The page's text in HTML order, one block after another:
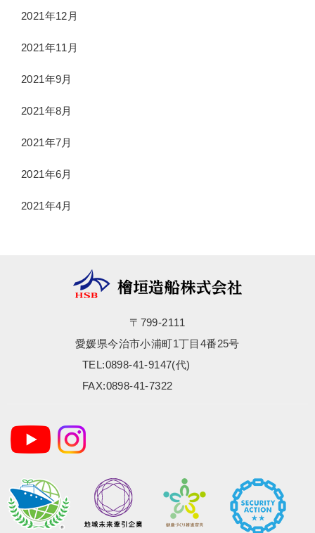
2021年12月
2021年11月
2021年9月
2021年8月
2021年7月
2021年6月
2021年4月
〒799-2111
愛媛県今治市小浦町1丁目4番25号
TEL:0898-41-9147(代)
FAX:0898-41-7322